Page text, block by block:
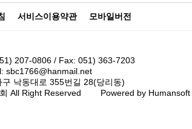
서비스이용약관 모바일버전
207-0806 / Fax: 051) 363-7203
sbc1766@hanmail.net
낙동대로 355번길 28(당리동)
회 All Right Reserved Powered by Humansoft